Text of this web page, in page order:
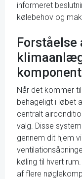
informeret
kølebehov og
Når det kommer
behageligt i løbet
centralt
valg. Disse
gennem dit hjem
køling til hvert
af flere